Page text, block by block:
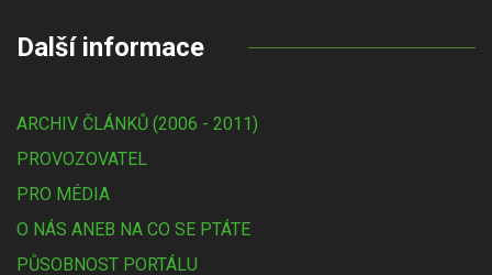
Další informace
ARCHIV ČLÁNKŮ (2006 - 2011)
PROVOZOVATEL
PRO MÉDIA
O NÁS ANEB NA CO SE PTÁTE
PŮSOBNOST PORTÁLU